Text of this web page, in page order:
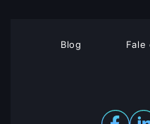
Blog Fale